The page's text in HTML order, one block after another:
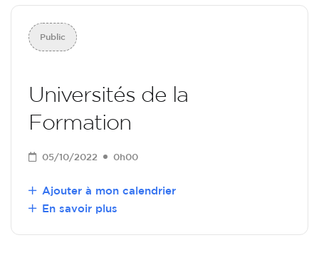
Public
Universités de la
Formation
05/10/2022 0h00
Ajouter à mon calendrier
En savoir plus